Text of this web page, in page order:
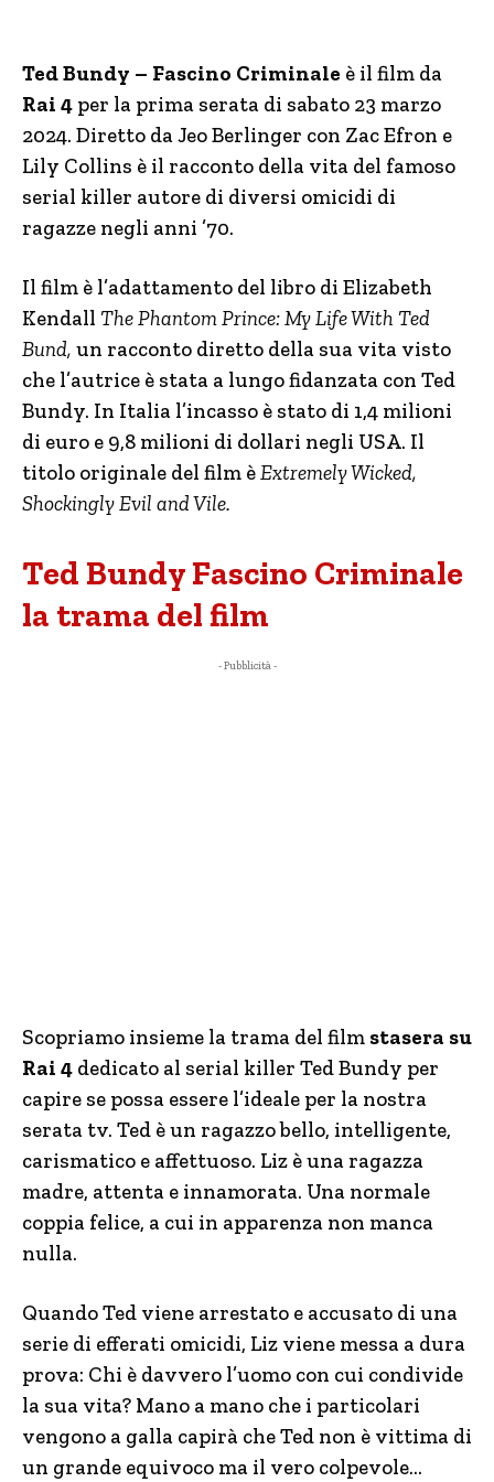
Ted Bundy – Fascino Criminale è il film da
Rai 4 per la prima serata di sabato 23 marzo
2024. Diretto da Jeo Berlinger con Zac Efron e
Lily Collins è il racconto della vita del famoso
serial killer autore di diversi omicidi di
ragazze negli anni ’70.
Il film è l’adattamento del libro di Elizabeth
Kendall The Phantom Prince: My Life With Ted
Bund, un racconto diretto della sua vita visto
che l’autrice è stata a lungo fidanzata con Ted
Bundy. In Italia l’incasso è stato di 1,4 milioni
di euro e 9,8 milioni di dollari negli USA. Il
titolo originale del film èExtremely Wicked,
Shockingly Evil and Vile.
Ted Bundy Fascino Criminale
la trama del film
- Pubblicità -
Scopriamo insieme la trama del film stasera su
Rai 4 dedicato al serial killer Ted Bundy per
capire se possa essere l’ideale per la nostra
serata tv. Ted è un ragazzo bello, intelligente,
carismatico e affettuoso. Liz è una ragazza
madre, attenta e innamorata. Una normale
coppia felice, a cui in apparenza non manca
nulla.
Quando Ted viene arrestato e accusato di una
serie di efferati omicidi, Liz viene messa a dura
prova: Chi è davvero l’uomo con cui condivide
la sua vita? Mano a mano che i particolari
vengono a galla capirà che Ted non è vittima di
un grande equivoco ma il vero colpevole…